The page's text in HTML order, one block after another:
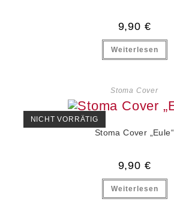
9,90 €
Weiterlesen
Stoma Cover
NICHT VORRÄTIG
Stoma Cover „Eule“
9,90 €
Weiterlesen